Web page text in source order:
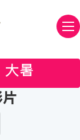
大暑